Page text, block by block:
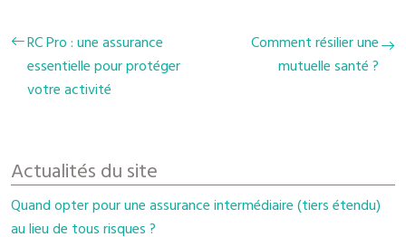
RC Pro : une assurance
essentielle pour protéger
votre activité
Comment résilier une
mutuelle santé ?
Actualités du site
Quand opter pour une assurance intermédiaire (tiers étendu)
au lieu de tous risques ?